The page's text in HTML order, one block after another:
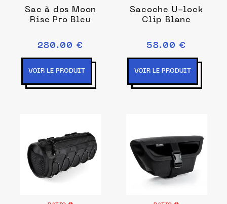
Sac à dos Moon
Rise Pro Bleu
280.00 €
VOIR LE PRODUIT
Sacoche U-lock
Clip Blanc
58.00 €
VOIR LE PRODUIT